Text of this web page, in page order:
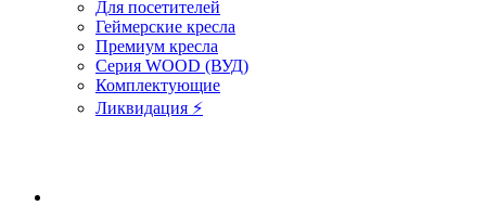
Для посетителей
Геймерские кресла
Премиум кресла
Серия WOOD (ВУД)
Комплектующие
Ликвидация ⚡